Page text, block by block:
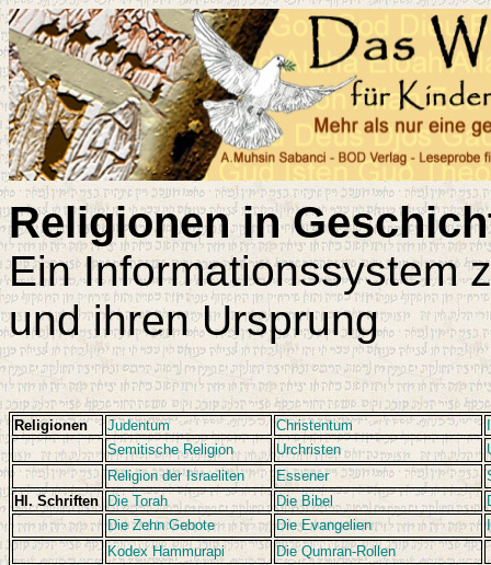
Religionen in
Ein Informationssystem
und ihren Ursprung
Religionen Judentum Christentum
Semitische Religion
Urchristen
Religion der Israeliten
Essener
Hl. Schriften Die Torah Die Bibel
Die Zehn Gebote
Die Evangelien
Kodex Hammurapi
Die Qumran-Rollen